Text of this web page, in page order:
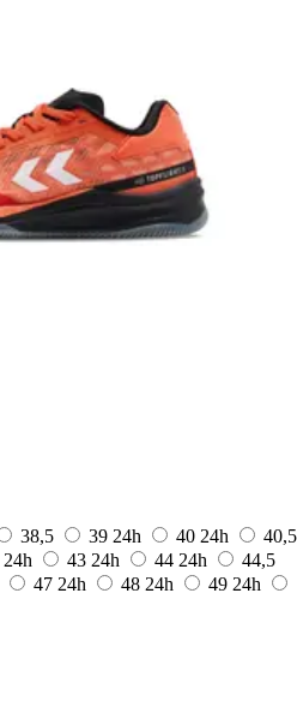
38,5 39 24h 40 24h
40,5
24h 43 24h 44 24h
44,5
47 24h 48 24h 49 24h